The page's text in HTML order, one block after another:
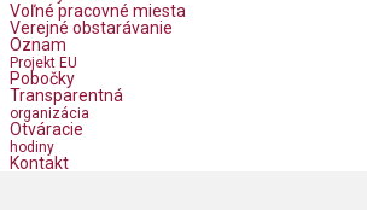
Voľné pracovné miesta
Verejné obstarávanie
Oznam
Projekt EU
Pobočky
Transparentná
organizácia
Otváracie
hodiny
Kontakt